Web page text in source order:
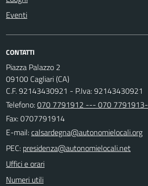
Eventi
CONTATTI
Piazza Palazzo 2
09100 Cagliari (CA)
C.F. 92143430921 - P.Iva: 92143430921
Telefono:070 7791912 --- 070 7791913-
Fax: 0707791914
E-mail:
PEC:
Uffici e orari
Numeri utili